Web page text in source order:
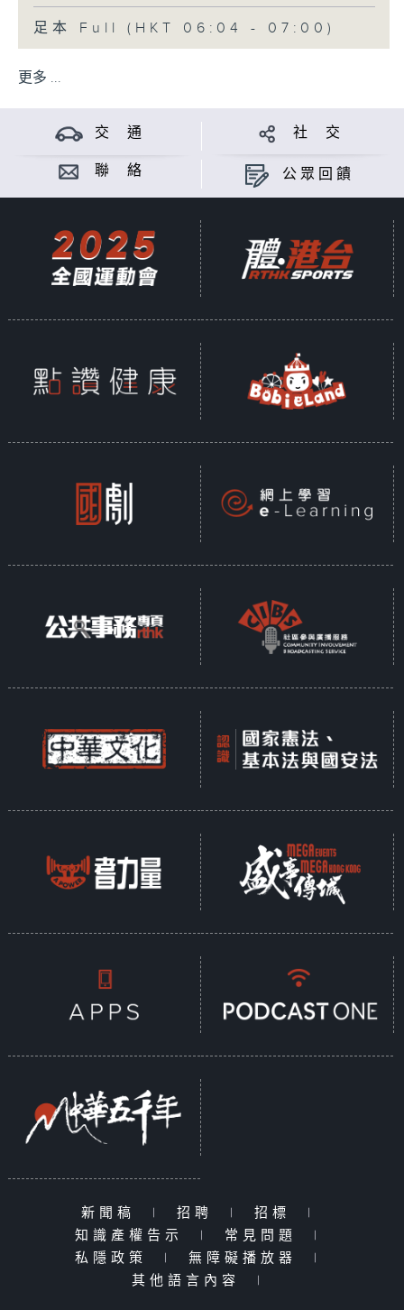
足本 Full (HKT 06:04 - 07:00)
更多 ...
交 通 社 交
聯 絡 公眾回饋
新聞稿 | 招聘 | 招標
|
知識產權告示
| 常見問題
|
私隱政策
| 無障礙播放器
|
其他語言內容
|